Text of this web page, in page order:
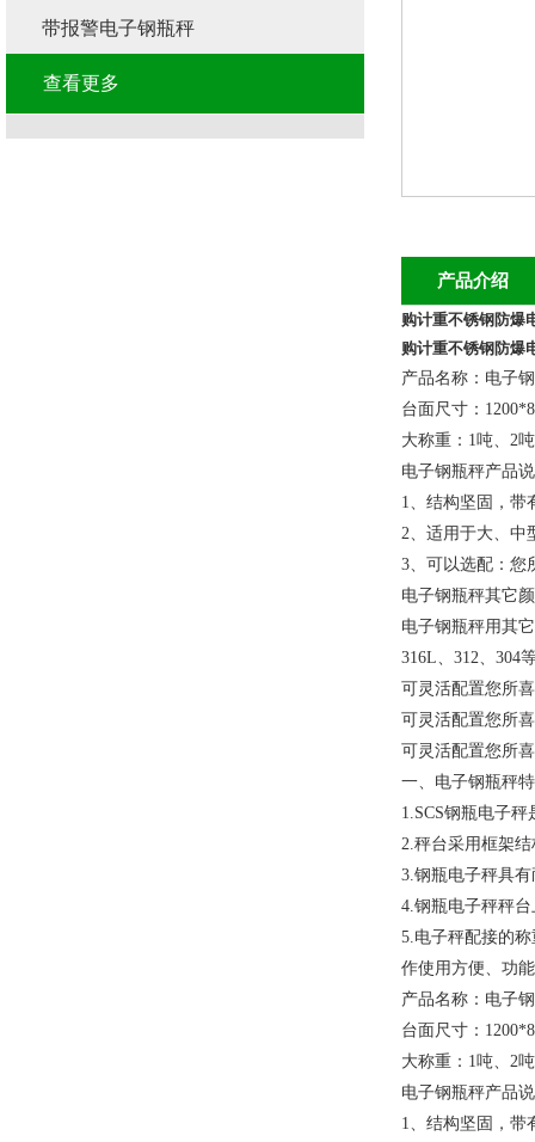
产品介绍
购计重不锈钢防爆
购计重不锈钢防爆
产品名称：电子
台面尺寸：
大称重：1吨、2
电子钢瓶秤产品
1、结构坚固，带
2、适用于大、中
3、可以选配：您
电子钢瓶秤其它
电子钢瓶秤用其
316L、312、304
可灵活配置您所
可灵活配置您所
可灵活配置您所
一、电子钢瓶秤
1.SCS钢瓶电子
2.秤台采用框架
3.钢瓶电子秤具
4.钢瓶电子秤秤
5.电子秤配接的
作使用方便、功
产品名称：电子
台面尺寸：
大称重：1吨、2
电子钢瓶秤产品
1、结构坚固，带
带报警电子钢瓶秤
查看更多